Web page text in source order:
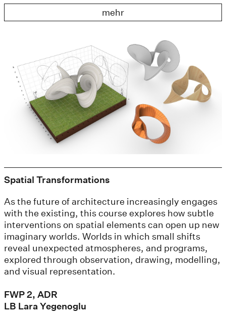
mehr
Spatial Transformations
As the future of architecture increasingly engages
with the existing, this course explores how subtle
interventions on spatial elements can open up new
imaginary worlds. Worlds in which small shifts
reveal unexpected atmospheres, and programs,
explored through observation, drawing, modelling,
and visual representation.
FWP 2, ADR
LB Lara Yegenoglu